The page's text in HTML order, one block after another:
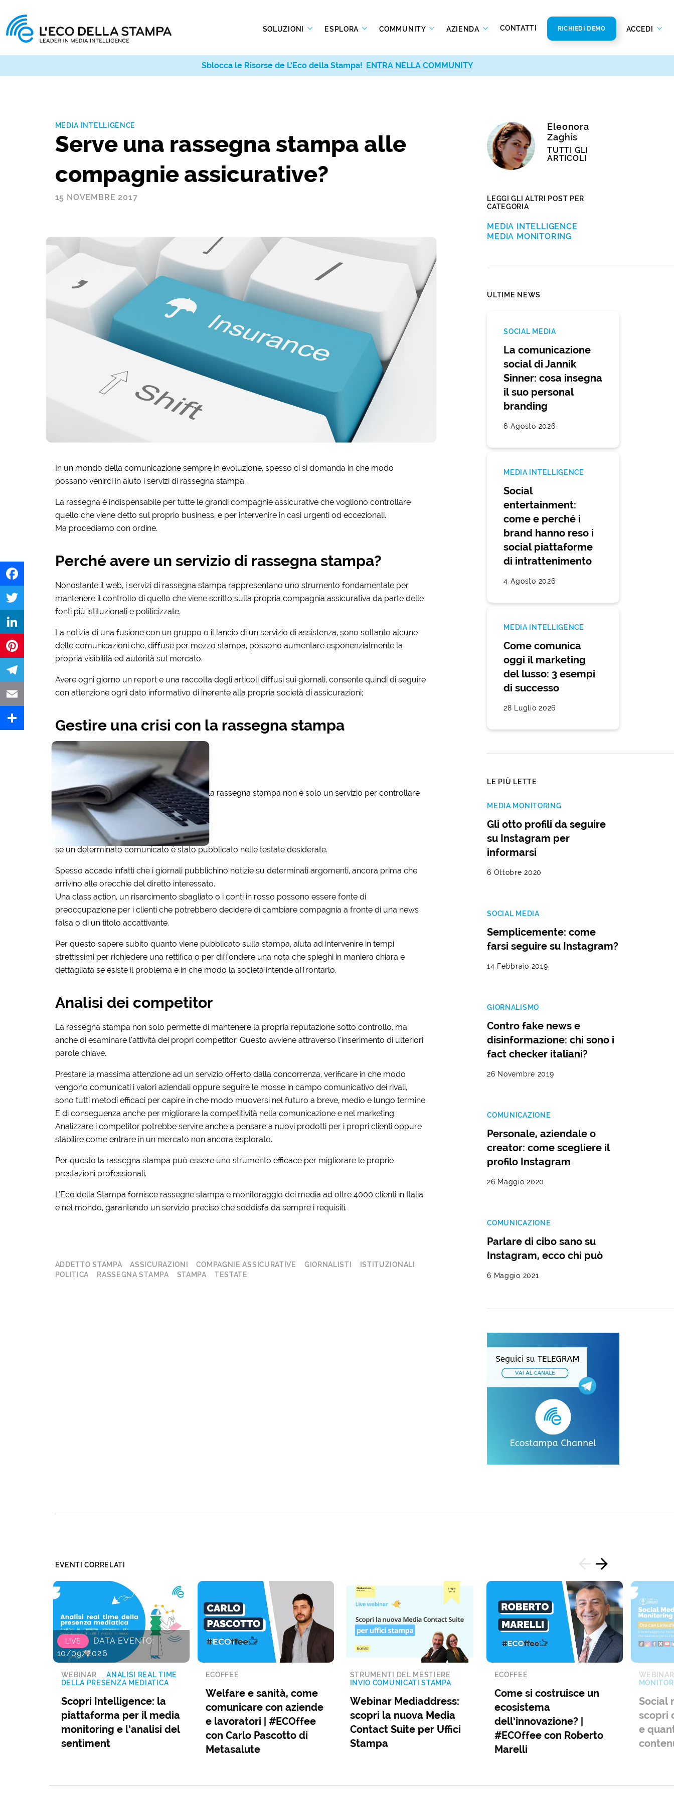
SOLUZIONI ESPLORA COMMUNITY AZIENDA CONTATTI RICHIEDI DEMO ACCEDI
Facebook
Twitter
LinkedIn
Pinterest
Telegram
Email
MEDIA INTELLIGENCE
Serve una rassegna stampa alle
compagnie assicurative?
15 NOVEMBRE 2017
In un mondo della comunicazione sempre in evoluzione, spesso ci si domanda in che modo
possano venirci in aiuto i servizi di rassegna stampa.
La rassegna è indispensabile per tutte le grandi compagnie assicurative che vogliono controllare
quello che viene detto sul proprio business, e per intervenire in casi urgenti od eccezionali.
Ma procediamo con ordine.
Perché avere un servizio di rassegna stampa?
Nonostante il web, i servizi di rassegna stampa rappresentano uno strumento fondamentale per
mantenere il controllo di quello che viene scritto sulla propria compagnia assicurativa da parte delle
fonti più istituzionali e politicizzate.
La notizia di una fusione con un gruppo o il lancio di un servizio di assistenza, sono soltanto alcune
delle comunicazioni che, diffuse per mezzo stampa, possono aumentare esponenzialmente la
propria visibilità ed autorità sul mercato.
Avere ogni giorno un report e una raccolta degli articoli diffusi sui giornali, consente quindi di seguire
con attenzione ogni dato informativo di inerente alla propria società di assicurazioni;
Gestire una crisi con la rassegna stampa
La rassegna stampa non è solo un servizio per controllare
se un determinato comunicato è stato pubblicato nelle testate desiderate.
Spesso accade infatti che i giornali pubblichino notizie su determinati argomenti, ancora prima che
arrivino alle orecchie del diretto interessato.
Una class action, un risarcimento sbagliato o i conti in rosso possono essere fonte di
preoccupazione per i clienti che potrebbero decidere di cambiare compagnia a fronte di una news
falsa o di un titolo accattivante.
Per questo sapere subito quanto viene pubblicato sulla stampa, aiuta ad intervenire in tempi
strettissimi per richiedere una rettifica o per diffondere una nota che spieghi in maniera chiara e
dettagliata se esiste il problema e in che modo la società intende affrontarlo.
Analisi dei competitor
La rassegna stampa non solo permette di mantenere la propria reputazione sotto controllo, ma
anche di esaminare l’attività dei propri competitor. Questo avviene attraverso l’inserimento di ulteriori
parole chiave.
Prestare la massima attenzione ad un servizio offerto dalla concorrenza, verificare in che modo
vengono comunicati i valori aziendali oppure seguire le mosse in campo comunicativo dei rivali,
sono tutti metodi efficaci per capire in che modo muoversi nel futuro a breve, medio e lungo termine.
E di conseguenza anche per migliorare la competitività nella comunicazione e nel marketing.
Analizzare i competitor potrebbe servire anche a pensare a nuovi prodotti per i propri clienti oppure
stabilire come entrare in un mercato non ancora esplorato.
Per questo la rassegna stampa può essere uno strumento efficace per migliorare le proprie
prestazioni professionali.
L’Eco della Stampa fornisce rassegne stampa e monitoraggio dei media ad oltre 4000 clienti in Italia
e nel mondo, garantendo un servizio preciso che soddisfa da sempre i requisiti.
ADDETTO STAMPA ASSICURAZIONI COMPAGNIE ASSICURATIVE GIORNALISTI
ISTITUZIONALI
POLITICA
RASSEGNA STAMPA STAMPA TESTATE
Eleonora
Zaghis
TUTTI GLI
ARTICOLI
LEGGI GLI ALTRI POST PER
CATEGORIA
MEDIA INTELLIGENCE
MEDIA MONITORING
ULTIME NEWS
SOCIAL MEDIA
La comunicazione
social di Jannik
Sinner: cosa insegna
il suo personal
branding
6 Agosto 2026
MEDIA INTELLIGENCE
Social
entertainment:
come e perché i
brand hanno reso i
social piattaforme
di intrattenimento
4 Agosto 2026
MEDIA INTELLIGENCE
Come comunica
oggi il marketing
del lusso: 3 esempi
di successo
28 Luglio 2026
LE PIÙ LETTE
MEDIA MONITORING
Gli otto profili da seguire
su Instagram per
informarsi
6 Ottobre 2020
SOCIAL MEDIA
Semplicemente: come
farsi seguire su Instagram?
14 Febbraio 2019
GIORNALISMO
Contro fake news e
disinformazione: chi sono i
fact checker italiani?
26 Novembre 2019
COMUNICAZIONE
Personale, aziendale o
creator: come scegliere il
profilo Instagram
26 Maggio 2020
COMUNICAZIONE
Parlare di cibo sano su
Instagram, ecco chi può
6 Maggio 2021
EVENTI CORRELATI
LIVE
DATA EVENTO:
10/09/2026
WEBINAR
ANALISI REAL TIME
DELLA PRESENZA MEDIATICA
Scopri Intelligence: la
piattaforma per il media
monitoring e l’analisi del
sentiment
ECOFFEE
Welfare e sanità, come
comunicare con aziende
e lavoratori | #ECOffee
con Carlo Pascotto di
Metasalute
STRUMENTI DEL MESTIERE
INVIO COMUNICATI STAMPA
Webinar Mediaddress:
scopri la nuova Media
Contact Suite per Uffici
Stampa
ECOFFEE
Come si costruisce un
ecosistema
dell’innovazione? |
#ECOffee con Roberto
Marelli
WEBINAR
Social
scopri
e
Sblocca le Risorse de L’Eco della Stampa! ENTRA NELLA COMMUNITY